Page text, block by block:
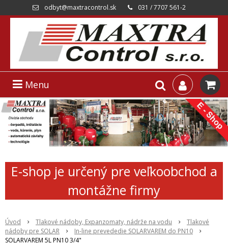
odbyt@maxtracontrol.sk 031 / 7707 561-2
Menu
E-shop je určený pre veľkoobchod a
montážne firmy
Úvod Tlakové nádoby, Expanzomaty, nádrže na vodu
Tlakové
nádoby pre SOLAR
In-line prevededie SOLARVAREM do PN10
SOLARVAREM 5L PN10 3/4"